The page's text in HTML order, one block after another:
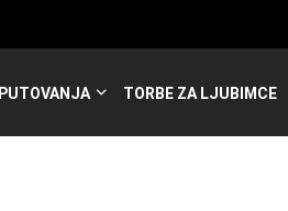
PUTOVANJA TORBE ZA LJUBIMCE